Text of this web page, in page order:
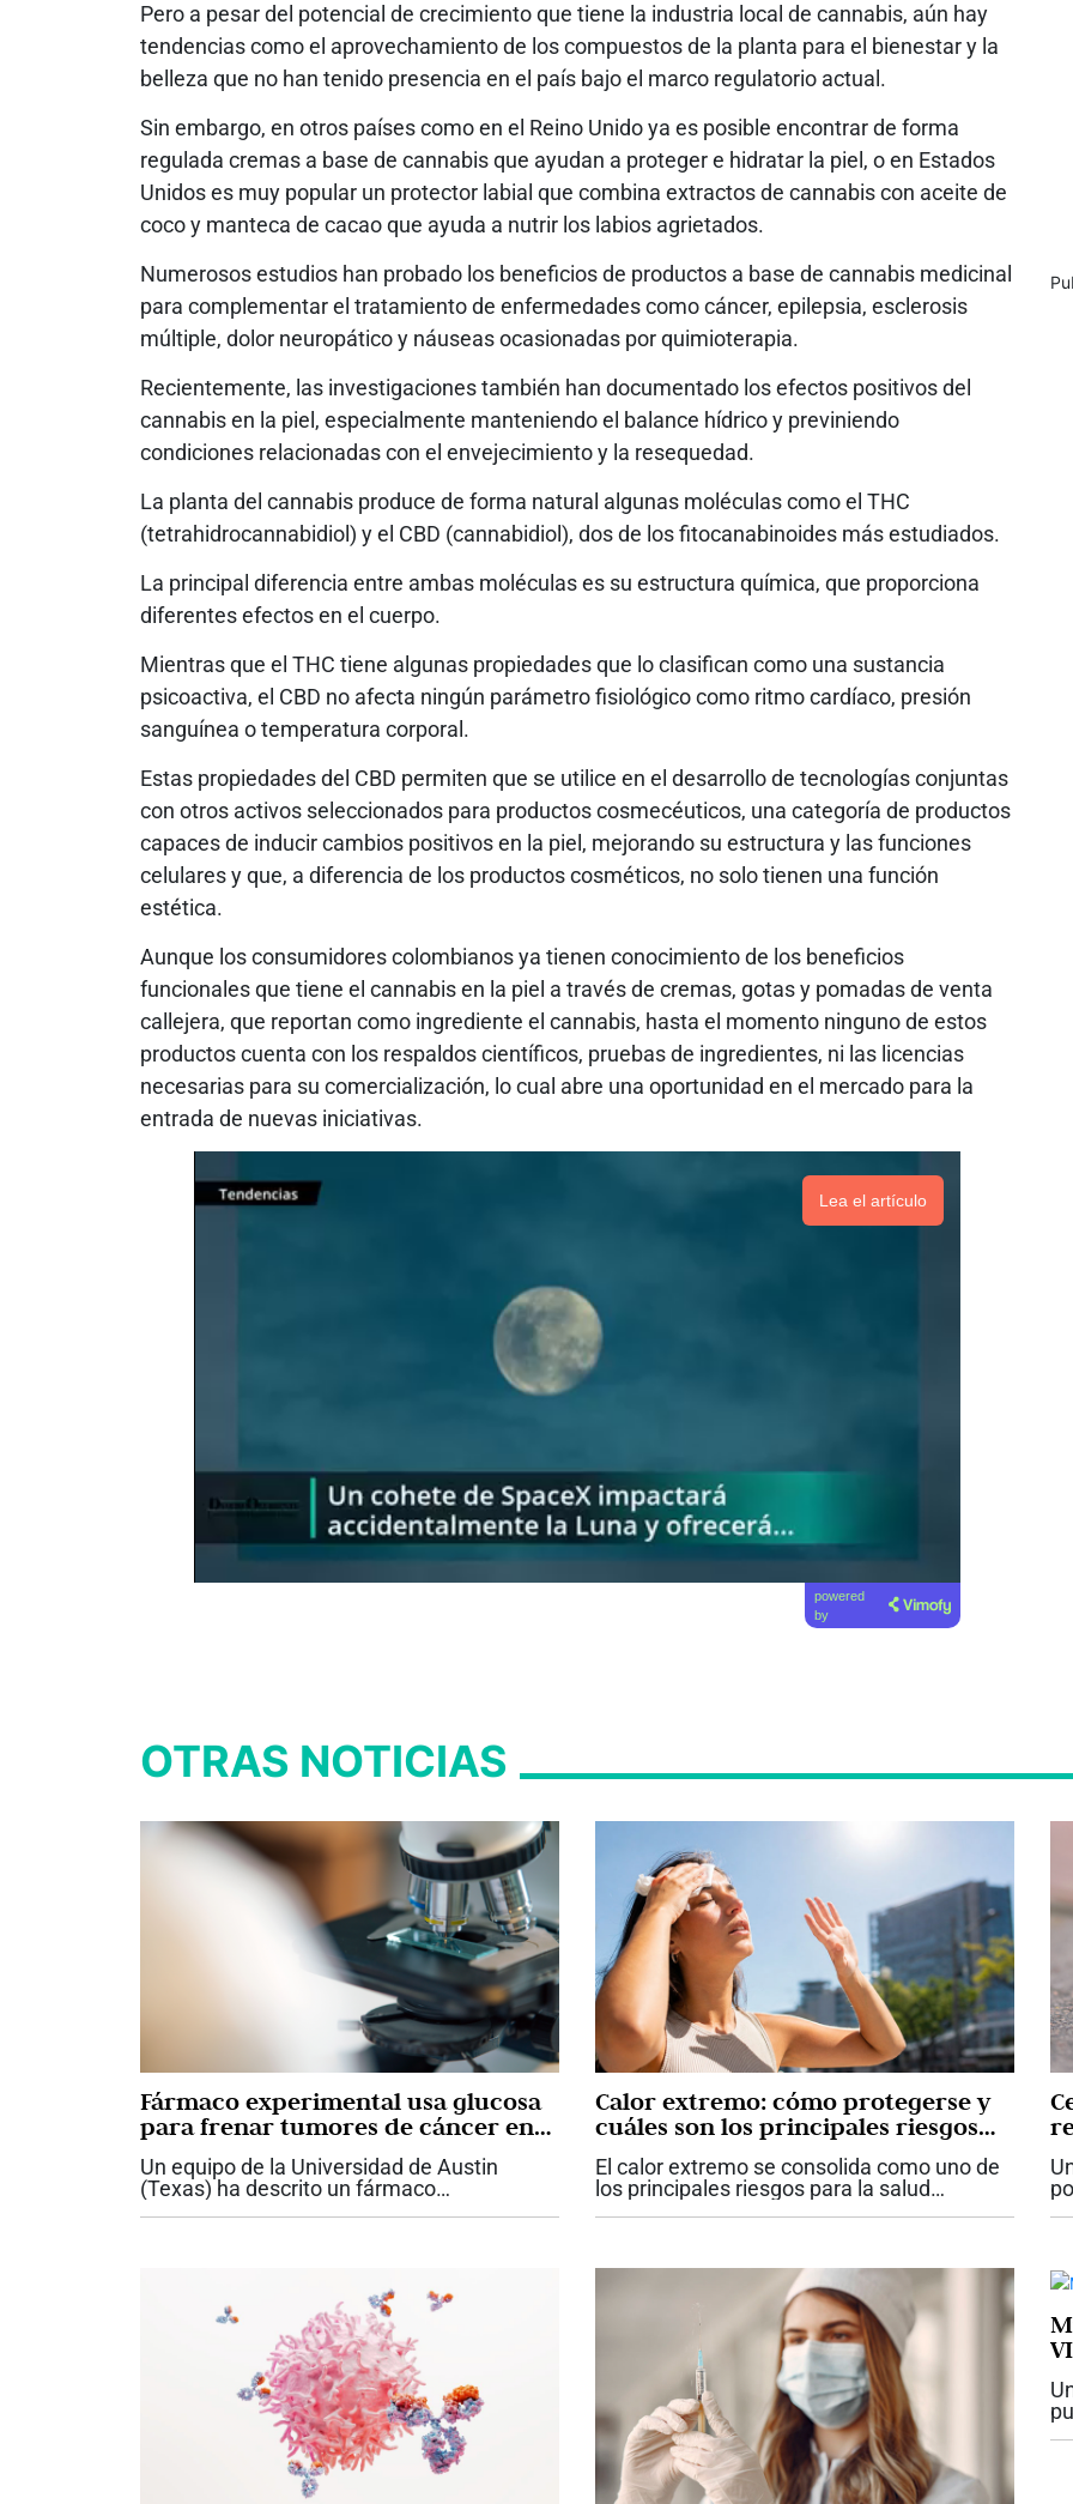
Pero a pesar del potencial de crecimiento que tiene la industria local de cannabis, aún hay
tendencias como el aprovechamiento de los compuestos de la planta para el bienestar y la
belleza que no han tenido presencia en el país bajo el marco regulatorio actual.
Sin embargo, en otros países como en el Reino Unido ya es posible encontrar de forma
regulada cremas a base de cannabis que ayudan a proteger e hidratar la piel, o en Estados
Unidos es muy popular un protector labial que combina extractos de cannabis con aceite de
coco y manteca de cacao que ayuda a nutrir los labios agrietados.
Numerosos estudios han probado los beneficios de productos a base de cannabis medicinal
para complementar el tratamiento de enfermedades como cáncer, epilepsia, esclerosis
múltiple, dolor neuropático y náuseas ocasionadas por quimioterapia.
Recientemente, las investigaciones también han documentado los efectos positivos del
cannabis en la piel, especialmente manteniendo el balance hídrico y previniendo
condiciones relacionadas con el envejecimiento y la resequedad.
La planta del cannabis produce de forma natural algunas moléculas como el THC
(tetrahidrocannabidiol) y el CBD (cannabidiol), dos de los fitocanabinoides más estudiados.
La principal diferencia entre ambas moléculas es su estructura química, que proporciona
diferentes efectos en el cuerpo.
Mientras que el THC tiene algunas propiedades que lo clasifican como una sustancia
psicoactiva, el CBD no afecta ningún parámetro fisiológico como ritmo cardíaco, presión
sanguínea o temperatura corporal.
Estas propiedades del CBD permiten que se utilice en el desarrollo de tecnologías conjuntas
con otros activos seleccionados para productos cosmecéuticos, una categoría de productos
capaces de inducir cambios positivos en la piel, mejorando su estructura y las funciones
celulares y que, a diferencia de los productos cosméticos, no solo tienen una función
estética.
Aunque los consumidores colombianos ya tienen conocimiento de los beneficios
funcionales que tiene el cannabis en la piel a través de cremas, gotas y pomadas de venta
callejera, que reportan como ingrediente el cannabis, hasta el momento ninguno de estos
productos cuenta con los respaldos científicos, pruebas de ingredientes, ni las licencias
necesarias para su comercialización, lo cual abre una oportunidad en el mercado para la
entrada de nuevas iniciativas.
Lea el artículo
powered
by
OTRAS NOTICIAS
Fármaco experimental usa glucosa
para frenar tumores de cáncer en
ratones
Un equipo de la Universidad de Austin
(Texas) ha descrito un fármaco
Calor extremo: cómo protegerse y
cuáles son los principales riesgos
para la salud, según la OMS
El calor extremo se consolida como uno de
los principales riesgos para la salud
frecuencia,...